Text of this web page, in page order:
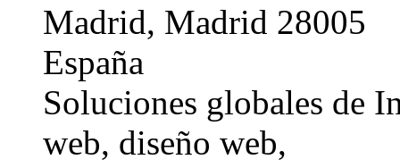
Madrid, Madrid 28005
España
Soluciones globales de
web, diseño web,